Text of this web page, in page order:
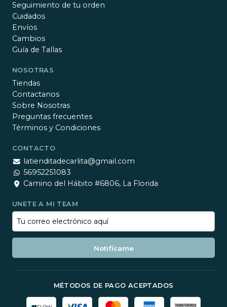
Seguimiento de tu orden
Cuidados
Envíos
Cambios
Guía de Tallas
NOSOTRAS
Tiendas
Contactanos
Sobre Nosotras
Preguntas frecuentes
Términos y Condiciones
CONTACTO
latienditadecarlita@gmail.com
56952251083
Camino del Hábito #6806, La Florida
UNETE A MI TEAM
Notifícame
MÉTODOS DE PAGO ACEPTADOS